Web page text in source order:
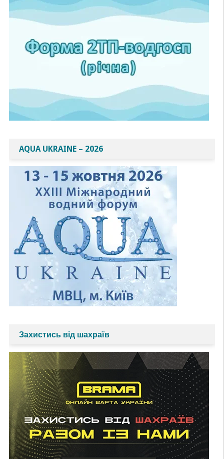
AQUA UKRAINE – 2026
Захистись від шахраїв